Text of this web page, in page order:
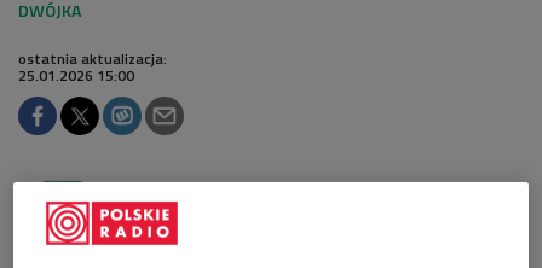
ostatnia aktualizacja:
25.01.2026 15:00
Obserwuj nas na
Google News